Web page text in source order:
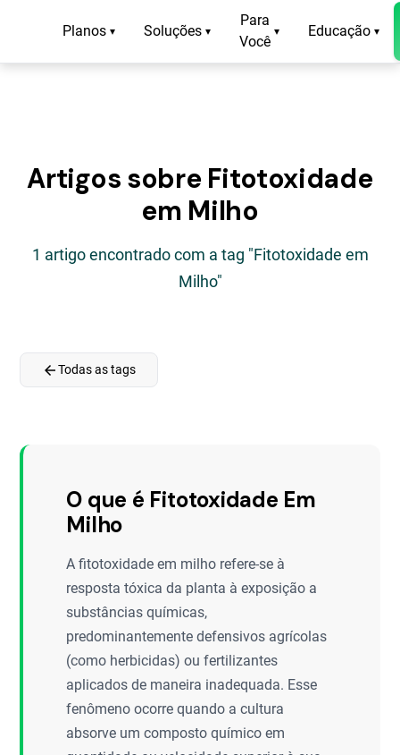
Planos ▾ Soluções ▾
Para
Você
▾ Educação ▾
Artigos sobre Fitotoxidade
em Milho
1 artigo encontrado com a tag "Fitotoxidade em
Milho"
arrow_backTodas as tags
O que é Fitotoxidade Em
Milho
A fitotoxidade em milho refere-se à
resposta tóxica da planta à exposição a
substâncias químicas,
predominantemente defensivos agrícolas
(como herbicidas) ou fertilizantes
aplicados de maneira inadequada. Esse
fenômeno ocorre quando a cultura
absorve um composto químico em